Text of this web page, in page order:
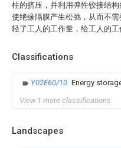
柱的挤压，并利用弹性铰接结
使绝缘隔膜产生松弛，从而不
轻了工人的工作量，给工人的工
Classifications
Y02E60/10 Energy
View 1 more classifications
Landscapes